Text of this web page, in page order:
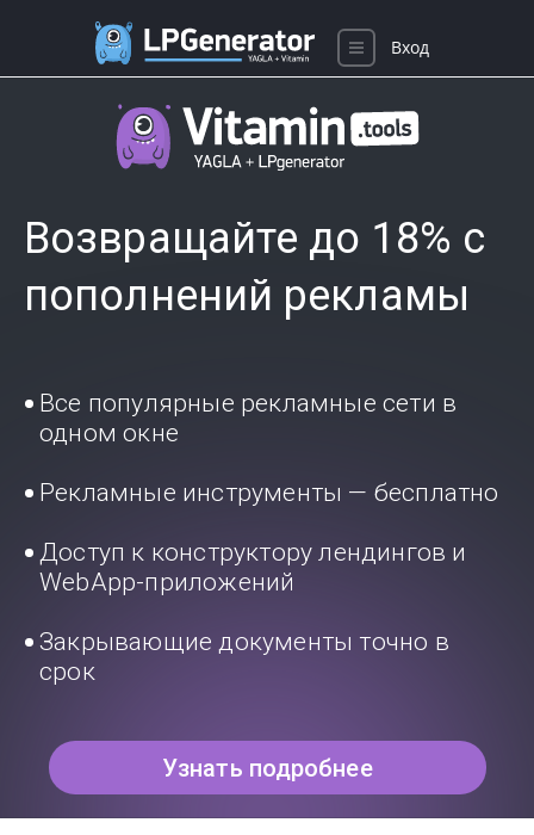
Возвращайте до 18% с
пополнений рекламы
Все популярные рекламные сети в
одном окне
Рекламные инструменты — бесплатно
Доступ к конструктору лендингов и
WebApp-приложений
Закрывающие документы точно в
срок
Узнать подробнее
Вход